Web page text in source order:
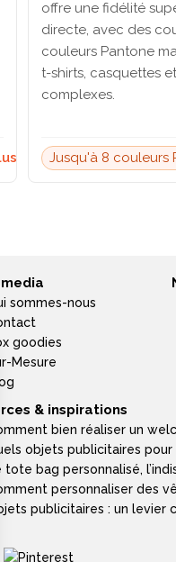
→
offre une fidélité
directe, avec des
couleurs Pantone
t-shirts, casquettes
complexes.
Jusqu'à 8 couleurs
sommes-nous
goodies
Mesure
& inspirations
bien réaliser un
objets publicitaires
tote bag personnalisé,
personnaliser des
publicitaires : un levier